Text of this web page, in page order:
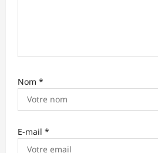
e
Nom *
E-mail *